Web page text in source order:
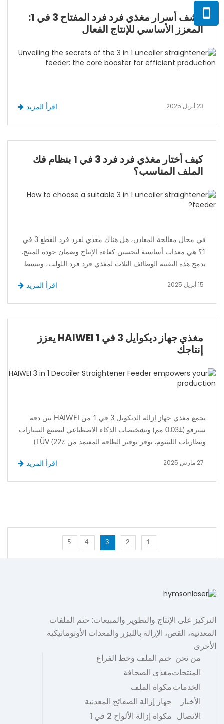
طويل بواسطة المعدات، كما تم تحسين كفاءة الإنتاج عدة مرات
مقارنة بالماضي.
كشف أسرار مغذي فرد فرد المفتاح 3 في 1:
المعزز الأساسي للإنتاج الفعال
23 أبريل 2025 اقرأ المزيد
كيف أختار مغذي فرد فرد 3 في 1 بنظام فك
الملف المناسب؟
في مجال معالجة المعادن، هل هناك مغذي لفرد فرد القطع 3 في
1؟ هي معدات أساسية لتحسين كفاءة الإنتاج وضمان جودة المنتج.
يدمج هذه التقنية الوظائف الثلاث لمغذي فرد فرد اللولب، ويبسط
مجموعة واسعة من المنتجات في السوق. كيف تختار جهازا يلبي
15 أبريل 2025 اقرأ المزيد
مغذي جهاز ديكوايل 3 في 1 HAIWEI يعزز
إنتاجك
يجمع مغذي جهاز إزالة الديكويل 3 في 1 من HAIWEI بين دقة
سيرفو (±0.03 مم) وتشخيصات الذكاء الاصطناعي لتصنيع السيارات
وبطاريات الليثيوم. يوفر توفير الطاقة المعتمد من TÜV (22٪)
الألمنيوم العريضة. محسن للعمليات على مدار الساعة مع صيانة
27 مارس 2025 اقرأ المزيد
1
2
3
4
5
التركيز على الإنتاج والتطوير والمبيعات: ختم الملفات
المعدنية، القص، الإزالة بالليزر والمعدات الأوتوماتيكية
الأخرى
من نحن
المنتجات
الخدمات
الأخبار
الاتصال
ختم الملف وخط الفراغ
مغذي الصحافة
مكواة الملف
جهاز إزالة الصفائح المعدنية
مكواة إزالة الألواح 2 في 1